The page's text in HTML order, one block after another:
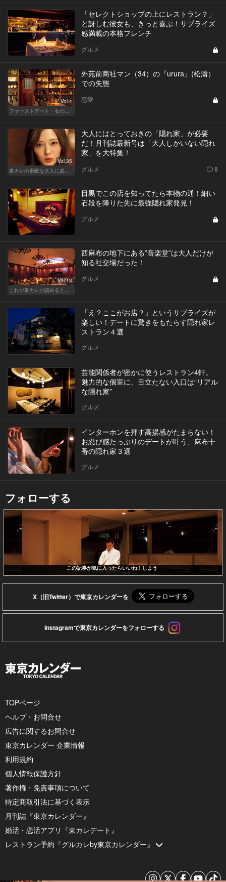
「セレクトショップの上にレストラン？」
と訝しむ彼女も、きっと喜ぶ！サプライズ
感満載の本格フレンチ
グルメ
Vol.4
ファーストデート・女の採点表
外苑前商社マン（34）の『urura』(松濤）
での失態
恋愛
Vol.35
東カレの素敵な大人に必要なこと
大人にはとっておきの「隠れ家」が必要
だ！月刊誌最新号は「大人しかいない隠れ
家」を大特集！
グルメ 8
目黒でこの店を知ってたら本物の通！細い
石段を降りた先に最強隠れ家発見！
グルメ
Vol.13
これが東カレが認めるとっておきの隠れ家
西麻布の地下にある”音楽堂”は大人だけが
知る社交場だった！
グルメ
「え？ここがお店？」というサプライズが
楽しい！デートに驚きをもたらす隠れ家レ
ストラン４選
グルメ
芸能関係者が密かに使うレストラン4軒。
魅力的な個室に、目立たない入口は“リアル
な隠れ家”
グルメ
インターホンを押す高揚感がたまらない！
お忍び感たっぷりのデートが叶う、麻布十
番の隠れ家３選
グルメ
フォローする
この記事が気に入ったらいいね！しよう
X（旧Twitter）で東京カレンダーを
Instagramで東京カレンダーをフォローする
TOPページ
ヘルプ・お問合せ
広告に関するお問合せ
東京カレンダー 企業情報
利用規約
個人情報保護方針
著作権・免責事項について
特定商取引法に基づく表示
月刊誌『東京カレンダー』
婚活・恋活アプリ『東カレデート』
レストラン予約『グルカレby東京カレンダー』